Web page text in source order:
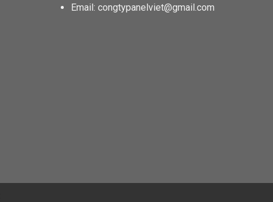
Email: congtypanelviet@gmail.com